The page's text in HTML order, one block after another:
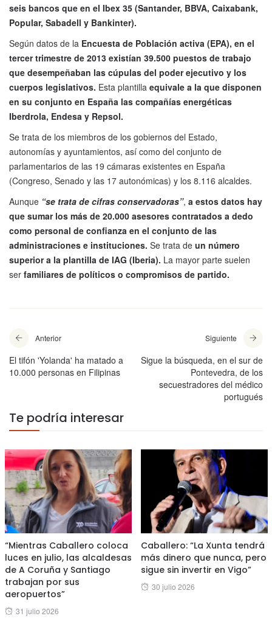
seis bancos que en el Ibex 35 (Santander, BBVA, Caixabank,
Popular, Sabadell y Bankinter).
Según datos de la Encuesta de Población activa (EPA), en el
tercer trimestre de 2013 existían 39.500 puestos de trabajo
que desempeñaban las cúpulas del poder ejecutivo y los
cuerpos legislativos. Esta plantilla equivale a la que disponen
en su conjunto en España las compañías energéticas
Iberdrola, Endesa y Repsol.
Se trata de los miembros de los gobiernos del Estado,
autonomías y ayuntamientos, así como del conjunto de
parlamentarios de las 19 cámaras existentes en España
(Congreso, Senado y las 17 autonómicas) y los 8.116 alcaldes.
Aunque “se trata de cifras conservadoras”, a estos datos hay
que sumar los más de 20.000 asesores contratados a dedo
como personal de confianza en el conjunto de las
administraciones e instituciones. Se trata de un número
superior a la plantilla de IAG (Iberia). La mayor parte suelen
ser familiares de políticos o compromisos de partido.
Anterior
El tifón 'Yolanda' ha matado a
10.000 personas en Filipinas
Siguiente
Sigue la búsqueda, en el sur de
Pontevedra, de los
secuestradores del médico
portugués
Te podría interesar
“Mientras Caballero coloca
luces en julio, las alcaldesas
de A Coruña y Santiago
trabajan por sus
aeropuertos”
Posted
31 julio 2026
Caballero: “La Xunta tendrá
más dinero que nunca, pero
sigue sin invertir en Vigo”
Posted
30 julio 2026